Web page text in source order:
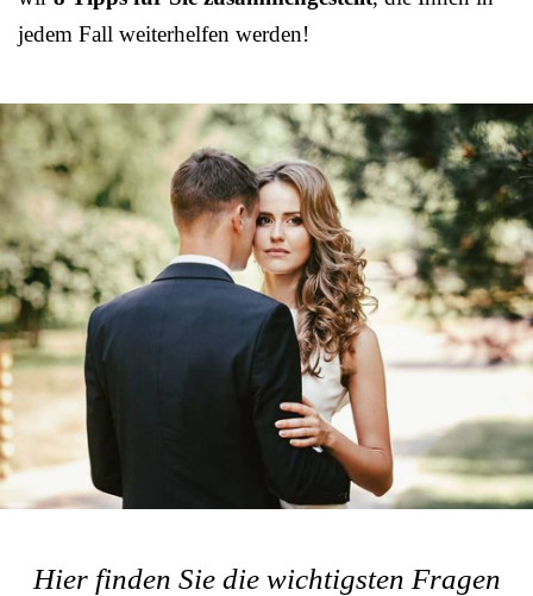
jedem Fall weiterhelfen werden!
Hier finden Sie die wichtigsten Fragen